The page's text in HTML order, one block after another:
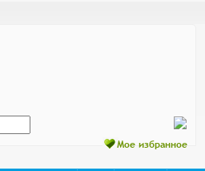
Мое избранное